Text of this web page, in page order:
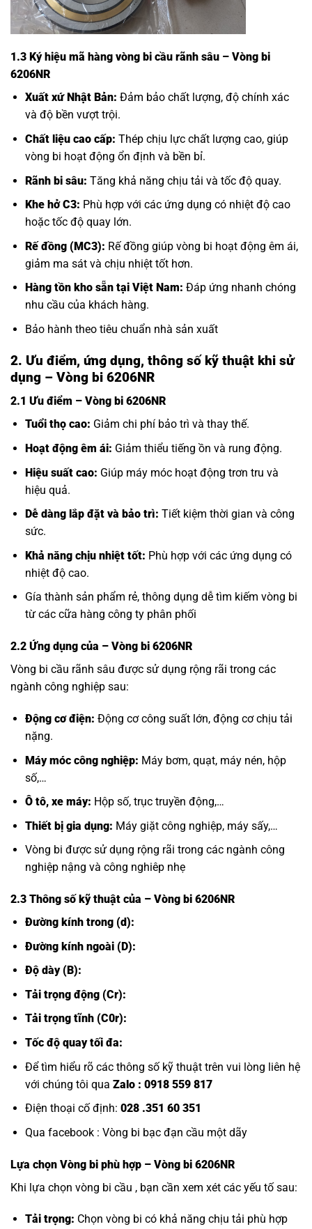
1.3 Ký hiệu mã hàng vòng bi cầu rãnh sâu – Vòng bi
6206NR
Xuất xứ Nhật Bản: Đảm bảo chất lượng, độ chính xác
và độ bền vượt trội.
Chất liệu cao cấp: Thép chịu lực chất lượng cao, giúp
vòng bi hoạt động ổn định và bền bỉ.
Rãnh bi sâu: Tăng khả năng chịu tải và tốc độ quay.
Khe hở C3: Phù hợp với các ứng dụng có nhiệt độ cao
hoặc tốc độ quay lớn.
Rế đồng (MC3): Rế đồng giúp vòng bi hoạt động êm ái,
giảm ma sát và chịu nhiệt tốt hơn.
Hàng tồn kho sẵn tại Việt Nam: Đáp ứng nhanh chóng
nhu cầu của khách hàng.
Bảo hành theo tiêu chuẩn nhà sản xuất
2. Ưu điểm, ứng dụng, thông số kỹ thuật khi sử
dụng – Vòng bi 6206NR
2.1 Ưu điểm – Vòng bi 6206NR
Tuổi thọ cao: Giảm chi phí bảo trì và thay thế.
Hoạt động êm ái: Giảm thiểu tiếng ồn và rung động.
Hiệu suất cao: Giúp máy móc hoạt động trơn tru và
hiệu quả.
Dễ dàng lắp đặt và bảo trì: Tiết kiệm thời gian và công
sức.
Khả năng chịu nhiệt tốt: Phù hợp với các ứng dụng có
nhiệt độ cao.
Gía thành sản phẩm rẻ, thông dụng dễ tìm kiếm vòng bi
từ các cữa hàng công ty phân phối
2.2 Ứng dụng của – Vòng bi 6206NR
Vòng bi cầu rãnh sâu được sử dụng rộng rãi trong các
ngành công nghiệp sau:
Động cơ điện: Động cơ công suất lớn, động cơ chịu tải
nặng.
Máy móc công nghiệp: Máy bơm, quạt, máy nén, hộp
số,…
Ô tô, xe máy: Hộp số, trục truyền động,…
Thiết bị gia dụng: Máy giặt công nghiệp, máy sấy,…
Vòng bi được sử dụng rộng rãi trong các ngành công
nghiệp nậng và công nghiêp nhẹ
2.3 Thông số kỹ thuật của – Vòng bi 6206NR
Đường kính trong (d):
Đường kính ngoài (D):
Độ dày (B):
Tải trọng động (Cr):
Tải trọng tĩnh (C0r):
Tốc độ quay tối đa:
Để tìm hiểu rõ các thông số kỹ thuật trên vui lòng liên hệ
với chúng tôi qua Zalo : 0918 559 817
Điện thoại cố định: 028 .351 60 351
Qua facebook : Vòng bi bạc đạn cầu một dãy
Lựa chọn Vòng bi phù hợp – Vòng bi 6206NR
Khi lựa chọn vòng bi cầu , bạn cần xem xét các yếu tố sau:
Tải trọng: Chọn vòng bi có khả năng chịu tải phù hợp